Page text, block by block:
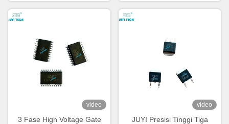
video
3 Fase High Voltage Gate
video
JUYI Presisi Tinggi Tiga